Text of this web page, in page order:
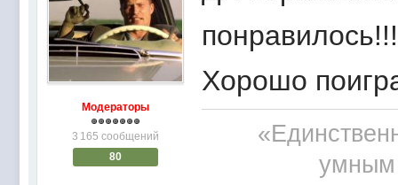
Модераторы
3 165 сообщений
80
Хорошо
умным